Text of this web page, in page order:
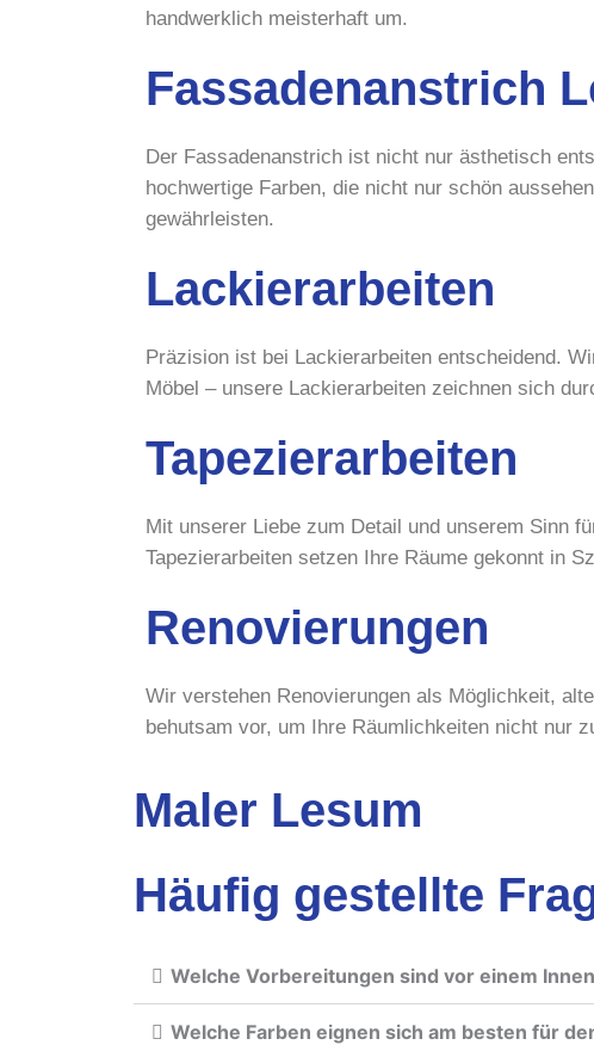
handwerklich meisterhaft um.
Fassadenanstrich
Der Fassadenanstrich ist nicht nur ästhetisch
hochwertige Farben, die nicht nur schön
gewährleisten.
Lackierarbeiten
Präzision ist bei Lackierarbeiten entscheidend.
Möbel – unsere Lackierarbeiten zeichnen sich
Tapezierarbeiten
Mit unserer Liebe zum Detail und unserem Sinn
Tapezierarbeiten setzen Ihre Räume gekonnt in
Renovierungen
Wir verstehen Renovierungen als Möglichkeit,
behutsam vor, um Ihre Räumlichkeiten nicht nur
Maler Lesum
Häufig gestellte
Welche Vorbereitungen sind vor einem
Welche Farben eignen sich am besten für